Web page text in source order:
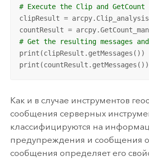
# Execute the Clip and
clipResult =
countResult =
# Get the resulting messages
print(clipResult.getMessages())
print(countResult.getMessages())
Как и в случае инструментов
сообщения серверных
классифицируются на
предупреждения и сообщения
сообщения определяет его